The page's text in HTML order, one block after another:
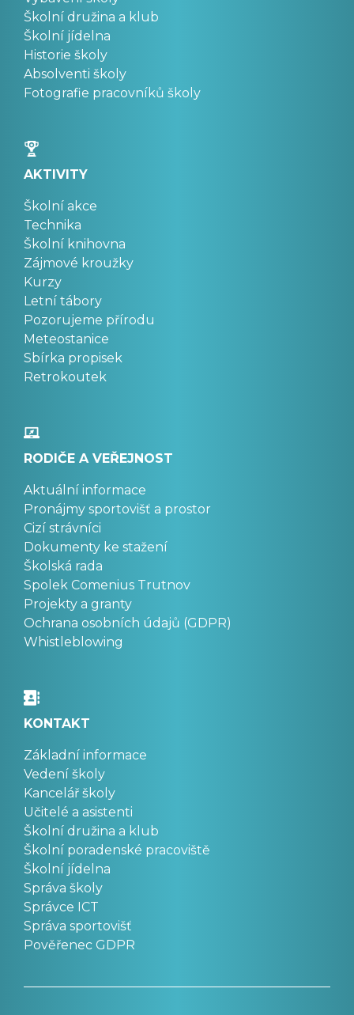
Školní družina a klub
Školní jídelna
Historie školy
Absolventi školy
Fotografie pracovníků školy
AKTIVITY
Školní akce
Technika
Školní knihovna
Zájmové kroužky
Kurzy
Letní tábory
Pozorujeme přírodu
Meteostanice
Sbírka propisek
Retrokoutek
RODIČE A VEŘEJNOST
Aktuální informace
Pronájmy sportovišť a prostor
Cizí strávníci
Dokumenty ke stažení
Školská rada
Spolek Comenius Trutnov
Projekty a granty
Ochrana osobních údajů (GDPR)
Whistleblowing
KONTAKT
Základní informace
Vedení školy
Kancelář školy
Učitelé a asistenti
Školní družina a klub
Školní poradenské pracoviště
Školní jídelna
Správa školy
Správce ICT
Správa sportovišť
Pověřenec GDPR